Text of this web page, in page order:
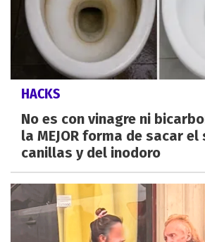
HACKS
No es con vinagre ni
la MEJOR forma de sacar
canillas y del inodoro